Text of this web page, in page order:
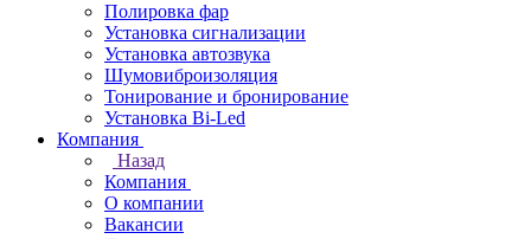
Полировка фар
Установка сигнализации
Установка автозвука
Шумовиброизоляция
Тонирование и бронирование
Установка Bi-Led
Компания
Назад
Компания
О компании
Вакансии